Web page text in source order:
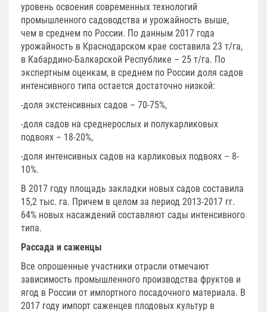
уровень освоения современных технологий
промышленного садоводства и урожайность выше,
чем в среднем по России. По данным 2017 года
урожайность в Краснодарском крае составила 23 т/га,
в Кабардино-Балкарской Республике – 25 т/га. По
экспертным оценкам, в среднем по России доля садов
интенсивного типа остается достаточно низкой:
-доля экстенсивных садов – 70-75%,
-доля садов на среднерослых и полукарликовых
подвоях – 18-20%,
-доля интенсивных садов на карликовых подвоях – 8-
10%.
В 2017 году площадь закладки новых садов составила
15,2 тыс. га. Причем в целом за период 2013-2017 гг.
64% новых насаждений составляют сады интенсивного
типа.
Рассада и саженцы
Все опрошенные участники отрасли отмечают
зависимость промышленного производства фруктов и
ягод в России от импортного посадочного материала. В
2017 году импорт саженцев плодовых культур в